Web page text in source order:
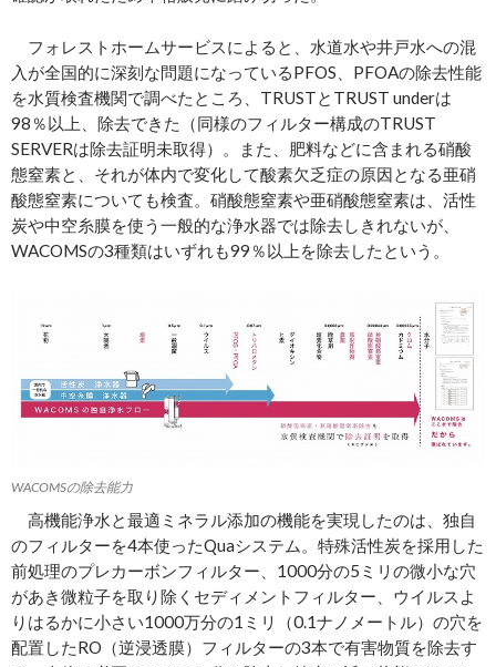
フォレストホームサービスによると、水道水や井戸水への混
入が全国的に深刻な問題になっているPFOS、PFOAの除去性能
を水質検査機関で調べたところ、TRUSTとTRUST underは
98％以上、除去できた（同様のフィルター構成のTRUST
SERVERは除去証明未取得）。また、肥料などに含まれる硝酸
態窒素と、それが体内で変化して酸素欠乏症の原因となる亜硝
酸態窒素についても検査。硝酸態窒素や亜硝酸態窒素は、活性
炭や中空糸膜を使う一般的な浄水器では除去しきれないが、
WACOMSの3種類はいずれも99％以上を除去したという。
WACOMSの除去能力
高機能浄水と最適ミネラル添加の機能を実現したのは、独自
のフィルターを4本使ったQuaシステム。特殊活性炭を採用した
前処理のプレカーボンフィルター、1000分の5ミリの微小な穴
があき微粒子を取り除くセディメントフィルター、ウイルスよ
りはるかに小さい1000万分の1ミリ（0.1ナノメートル）の穴を
配置したRO（逆浸透膜）フィルターの3本で有害物質を除去す